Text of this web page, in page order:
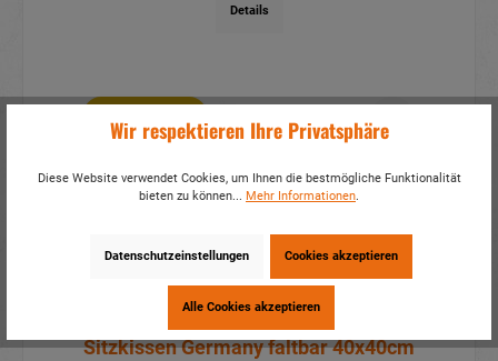
Details
Sitzkissen Germany faltbar 40x40cm
Wir respektieren Ihre Privatsphäre
Diese Website verwendet Cookies, um Ihnen die bestmögliche Funktionalität
bieten zu können... Mehr Informationen.
Datenschutzeinstellungen Cookies akzeptieren
Alle Cookies akzeptieren